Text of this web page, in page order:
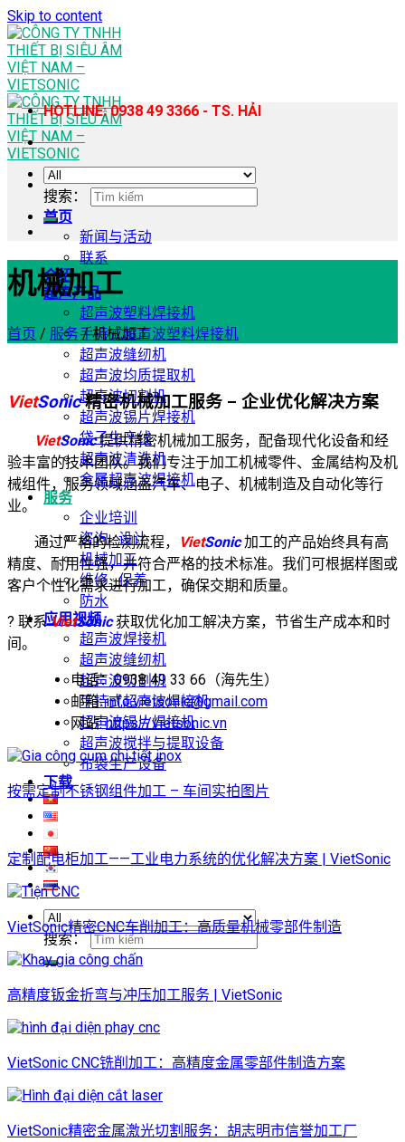
Skip to content
首页
新闻与活动
联系
介绍
超声产品
超声波塑料焊接机
手持式超声波塑料焊接机
超声波缝纫机
超声波均质提取机
超声波切割机
超声波锡片焊接机
袋子生产线
超声波清洗机
金属超声波焊接机
服务
企业培训
咨询 · 设计
机械加工
维修 · 保养
防水
应用视频
超声波焊接机
超声波缝纫机
超声波切割机
手持式超声波焊接机
超声波锡片焊接机
超声波搅拌与提取设备
布袋生产设备
下载
搜索：
HOTLINE: 0938 49 3366 - TS. HẢI
搜索：
机械加工
首页 / 服务 /机械加工
VietSonic精密机械加工服务 – 企业优化解决方案
VietSonic提供精密机械加工服务，配备现代化设备和经
验丰富的技术团队。我们专注于加工机械零件、金属结构及机
械组件，服务领域涵盖汽车、电子、机械制造及自动化等行
业。
通过严格的检测流程， VietSonic加工的产品始终具有高
精度、耐用性强，并符合严格的技术标准。我们可根据样图或
客户个性化需求进行加工，确保交期和质量。
? 联系VietSonic获取优化加工解决方案，节省生产成本和时
间。
电话：0938 49 33 66（海先生）
邮箱:info.vietsonic@gmail.com
网站:https://vietsonic.vn
按需定制不锈钢组件加工 – 车间实拍图片
定制配电柜加工——工业电力系统的优化解决方案 | VietSonic
VietSonic精密CNC车削加工：高质量机械零部件制造
高精度钣金折弯与冲压加工服务 | VietSonic
VietSonic CNC铣削加工：高精度金属零部件制造方案
VietSonic精密金属激光切割服务：胡志明市信誉加工厂